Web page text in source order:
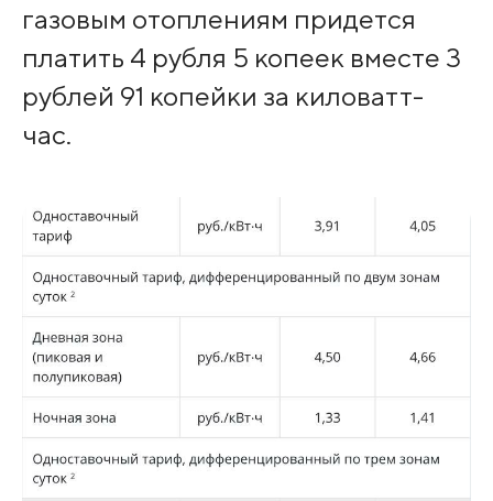
газовым отоплениям придется
платить 4 рубля 5 копеек вместе 3
рублей 91 копейки за киловатт-
час.